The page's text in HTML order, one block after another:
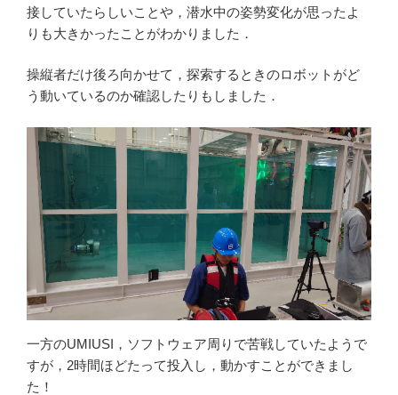
接していたらしいことや，潜水中の姿勢変化が思ったよ
りも大きかったことがわかりました．
操縦者だけ後ろ向かせて，探索するときのロボットがど
う動いているのか確認したりもしました．
一方のUMIUSI，ソフトウェア周りで苦戦していたようで
すが，2時間ほどたって投入し，動かすことができまし
た！